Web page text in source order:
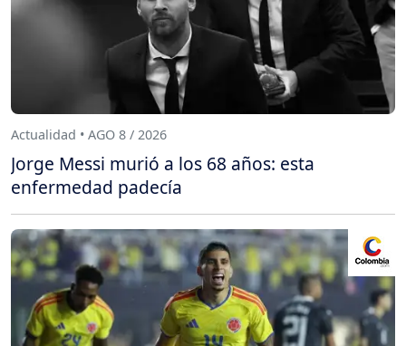
Actualidad • AGO 8 / 2026
Jorge Messi murió a los 68 años: esta
enfermedad padecía